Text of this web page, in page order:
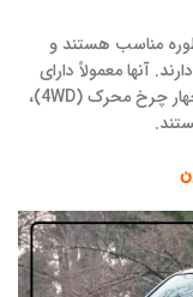
مناسب هستند و
آنها معمولاً دارای
قابلیت های باربری قوی، سیستم های رانندگی چهار چرخ محرک (4WD)،